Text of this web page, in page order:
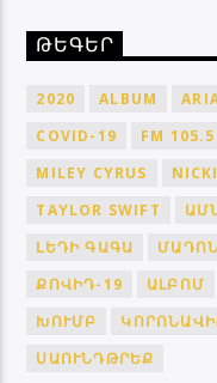
ԹԵԳԵՐ
2020 ALBUM
COVID-19
FM 105.5
MILEY CYRUS
TAYLOR SWIFT
ԼԵԴԻ ԳԱԳԱ
ՔՈՎԻԴ-19
ԱԼԲՈՄ
ԽՈՒՄԲ
ՍԱՈՒՆԴԹՐԵՔ